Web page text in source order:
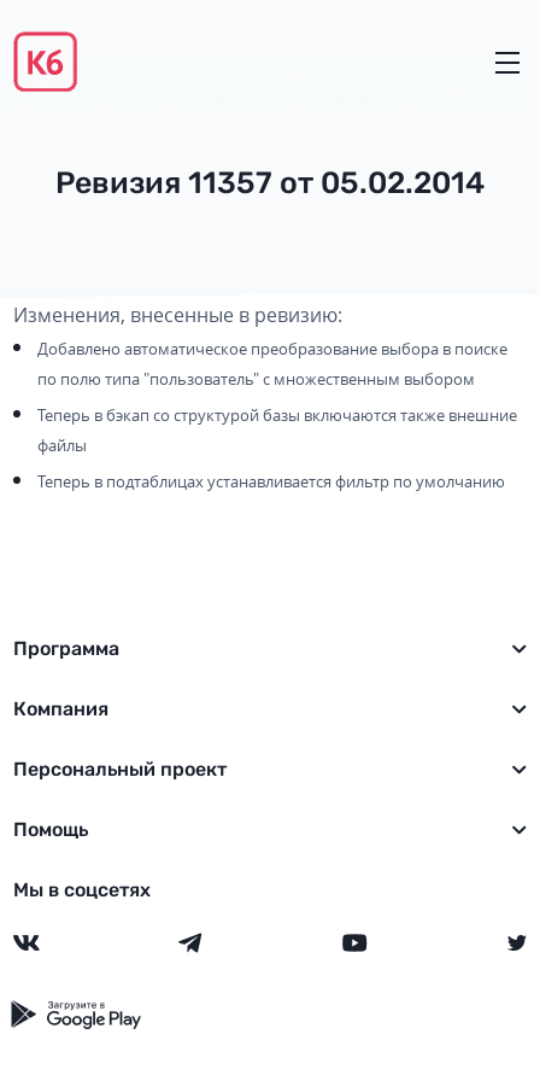
Ревизия 11357 от 05.02.2014
Изменения, внесенные в ревизию:
Добавлено автоматическое преобразование выбора в поиске
по полю типа "пользователь" с множественным выбором
Теперь в бэкап со структурой базы включаются также внешние
файлы
Теперь в подтаблицах устанавливается фильтр по умолчанию
Программа
Компания
Персональный проект
Помощь
Мы в соцсетях